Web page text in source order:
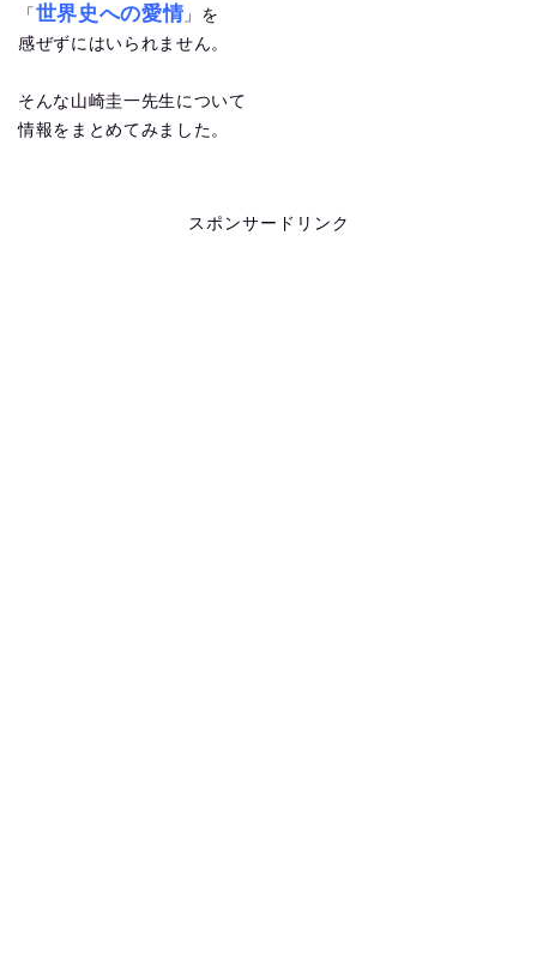
「 世界史への愛情 」を
感ぜずにはいられません。
そんな山崎圭一先生について
情報をまとめてみました。
スポンサードリンク